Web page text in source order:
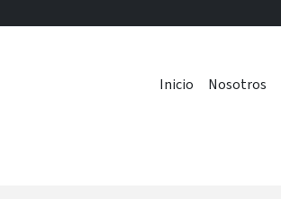
Inicio Nosotros